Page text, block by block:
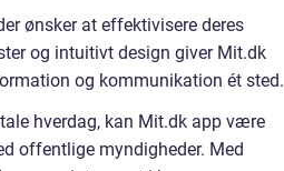
ønsker at effektivisere deres
og intuitivt design giver Mit.dk
og kommunikation ét sted.
hverdag, kan Mit.dk app være
offentlige myndigheder. Med